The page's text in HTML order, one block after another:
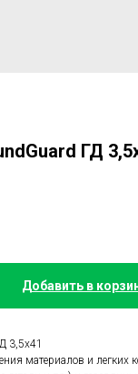
ГД
Добавить в
3,5х41
материалов и легких